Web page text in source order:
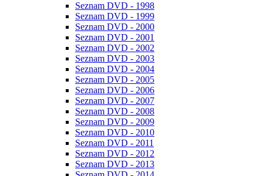
Seznam DVD - 1998
Seznam DVD - 1999
Seznam DVD - 2000
Seznam DVD - 2001
Seznam DVD - 2002
Seznam DVD - 2003
Seznam DVD - 2004
Seznam DVD - 2005
Seznam DVD - 2006
Seznam DVD - 2007
Seznam DVD - 2008
Seznam DVD - 2009
Seznam DVD - 2010
Seznam DVD - 2011
Seznam DVD - 2012
Seznam DVD - 2013